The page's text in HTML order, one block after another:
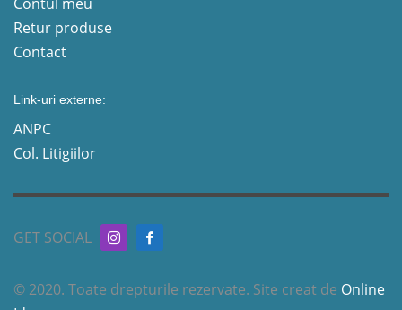
Retur produse
Contact
Link-uri externe:
ANPC
Col. Litigiilor
GET SOCIAL
© 2020. Toate drepturile rezervate. Site creat de Online